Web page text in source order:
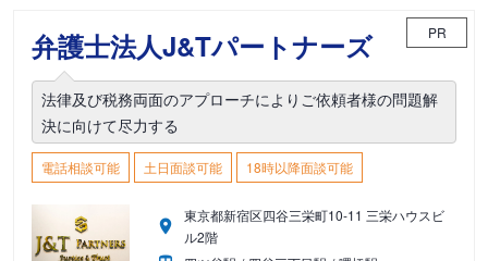
弁護士法人J&Tパートナーズ PR
法律及び税務両面のアプローチによりご依頼者様の問題解
決に向けて尽力する
電話相談可能 土日面談可能 18時以降面談可能
東京都新宿区四谷三栄町10-11 三栄ハウスビ
ル2階